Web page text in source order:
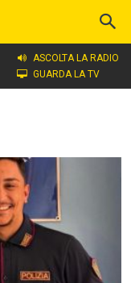
ASCOLTA LA RADIO
GUARDA LA TV